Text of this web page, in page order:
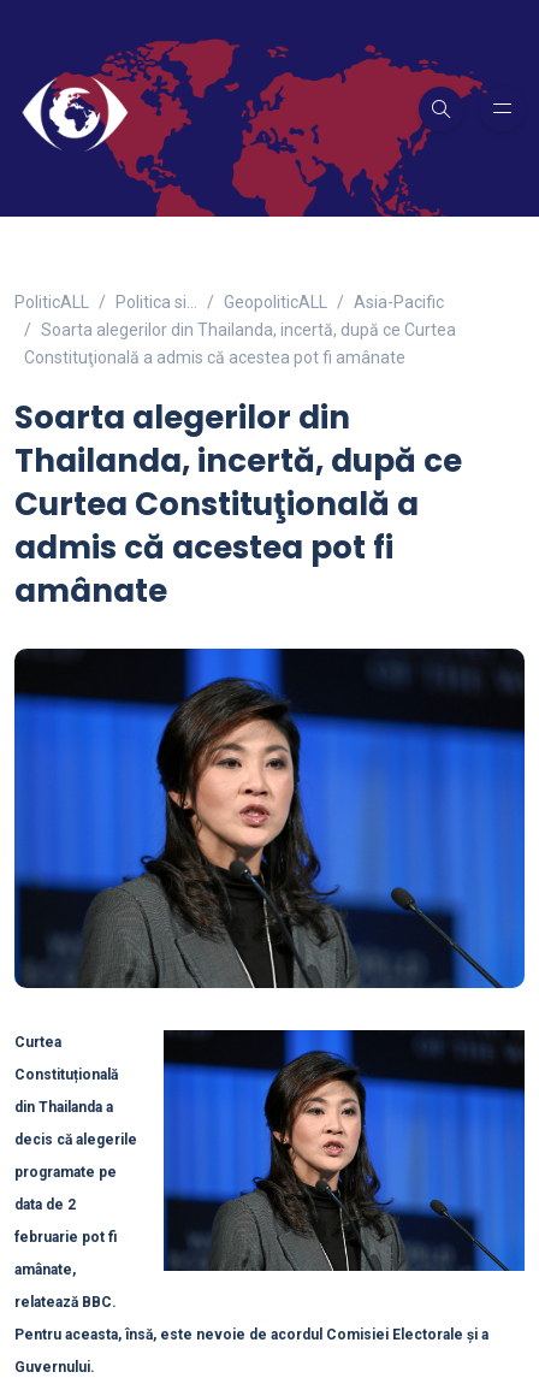
PoliticALL Politica si… GeopoliticALL
Asia-Pacific
Soarta alegerilor din Thailanda, incertă, după ce Curtea
Constituţională a admis că acestea pot fi amânate
Soarta alegerilor din
Thailanda, incertă, după ce
Curtea Constituţională a
admis că acestea pot fi
amânate
Curtea
Constituțională
din Thailanda a
decis că alegerile
programate pe
data de 2
februarie pot fi
amânate,
relatează BBC.
Pentru aceasta, însă, este nevoie de acordul Comisiei Electorale și a
Guvernului.